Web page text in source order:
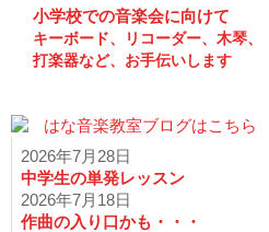
小学校での音楽会に向けて
キーボード、リコーダー、木琴、
打楽器など、お手伝いします
2026年7月28日
中学生の単発レッスン
2026年7月18日
作曲の入り口かも・・・